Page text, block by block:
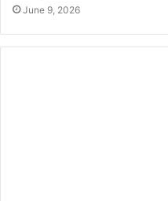
June 9, 2026